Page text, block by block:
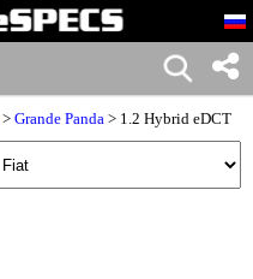
> Grande Panda > 1.2 Hybrid eDCT